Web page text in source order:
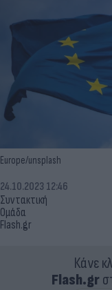
Europe/unsplash
Συντακτική
Ομάδα
Flash.gr
24.10.2023 12:46
Κάνε
Flash.gr